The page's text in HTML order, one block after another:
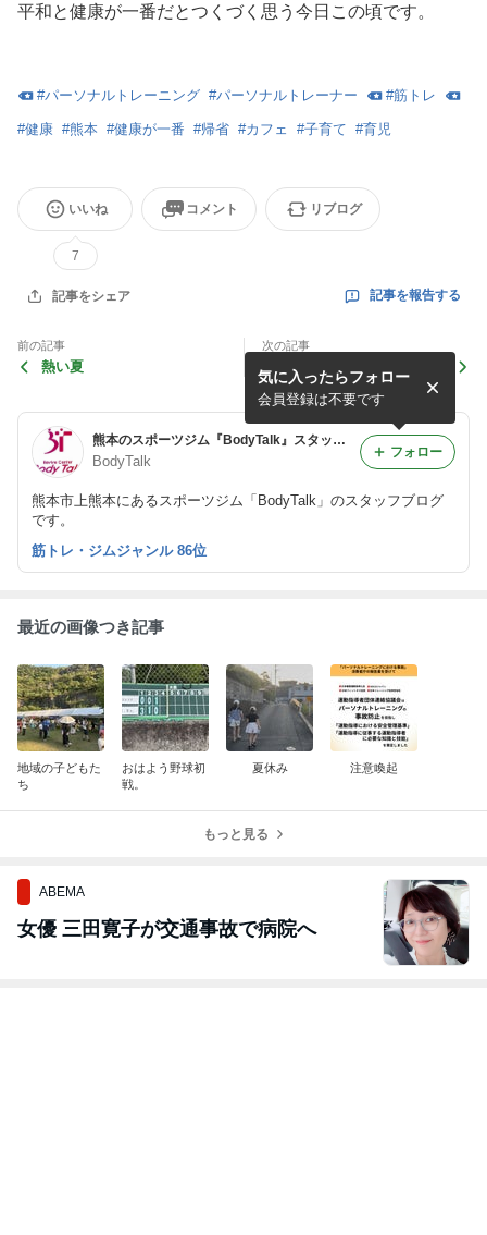
平和と健康が一番だとつくづく思う今日この頃です。
#パーソナルトレーニング #パーソナルトレーナー #筋トレ
#健康 #熊本 #健康が一番 #帰省 #カフェ #子育て #育児
いいね
7
コメント リブログ
記事をシェア 記事を報告する
前の記事
熱い夏
次の記事
熊本のスポーツジム『BodyTalk』スタッフブログ
BodyTalk
熊本市上熊本にあるスポーツジム「BodyTalk」のスタッフブログ
です。
気に入ったらフォロー
会員登録は不要です
フォロー
筋トレ・ジムジャンル 86位
最近の画像つき記事
地域の子どもた
ち
おはよう野球初
戦。
夏休み 注意喚起
もっと見る
ABEMA
女優 三田寛子が交通事故で病院へ